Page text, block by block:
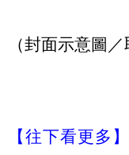
（封面示意圖
【往下看更多】